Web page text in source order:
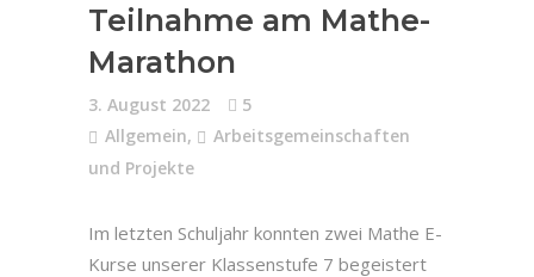
Teilnahme am Mathe-
Marathon
3. August 2022
5
Allgemein,
Arbeitsgemeinschaften
und Projekte
Im letzten Schuljahr konnten zwei Mathe E-
Kurse unserer Klassenstufe 7 begeistert